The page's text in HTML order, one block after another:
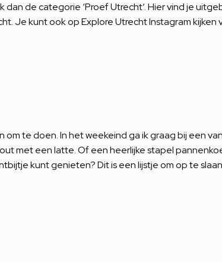
dan de categorie ‘Proef Utrecht‘. Hier vind je
Je kunt ook opExplore Utrecht Instagramkijken
te doen. In het weekeind ga ik graag bij een
met een latte. Of een heerlijke stapel
kunt genieten? Dit is een lijstje om op te